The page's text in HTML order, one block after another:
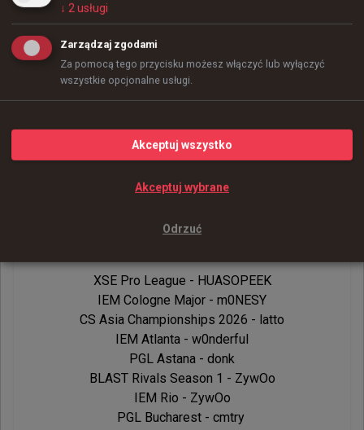
MVP
Wszyscy gracze, którzy w 2026 roku
XSE Pro League - HUASOPEEK
IEM Cologne Major - m0NESY
CS Asia Championships 2026 - latto
IEM Atlanta - w0nderful
PGL Astana - donk
BLAST Rivals Season 1 - ZywOo
IEM Rio - ZywOo
PGL Bucharest - cmtry
↓ 2usługi
Zarządzaj zgodami
Za pomocą tego przycisku możesz włączyć lub wyłączyć
wszystkie opcjonalne usługi.
Odrzuć
Akceptuj wybrane
Akceptuj wszystko